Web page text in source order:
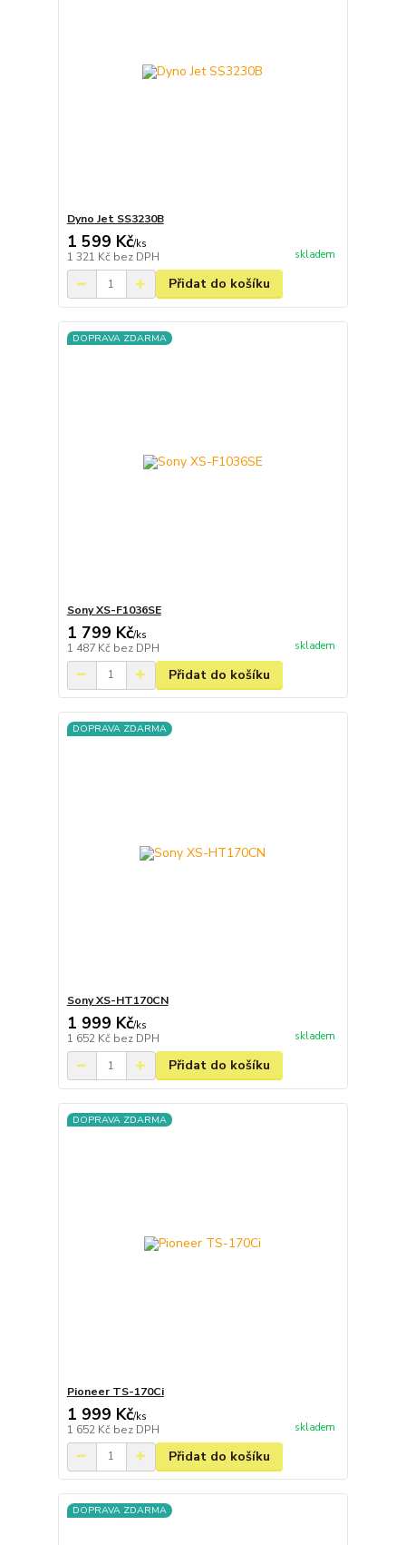
Dyno Jet SS3230B
1 599 Kč/ks
1 321 Kč bez DPH skladem
Přidat do košíku
DOPRAVA ZDARMA
Sony XS-F1036SE
1 799 Kč/ks
1 487 Kč bez DPH skladem
Přidat do košíku
DOPRAVA ZDARMA
Sony XS-HT170CN
1 999 Kč/ks
1 652 Kč bez DPH skladem
Přidat do košíku
DOPRAVA ZDARMA
Pioneer TS-170Ci
1 999 Kč/ks
1 652 Kč bez DPH skladem
Přidat do košíku
DOPRAVA ZDARMA